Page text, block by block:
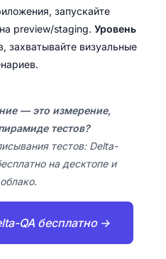
запускайте
preview/staging. Уровень
захватывайте визуальные
— это измерение,
тестов?
тестов: Delta-
на десктопе и
QA бесплатно →